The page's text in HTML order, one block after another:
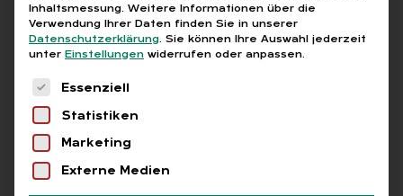
Alle Bei­trä­ge mit dem
Schlag­wort „Pfle­ge­bei­
trag El­tern­ei­gen­schaft
Inhaltsmessung. Weitere Informationen über die
Verwendung Ihrer Daten finden Sie in unserer
Datenschutzerklärung. Sie können Ihre Auswahl jederzeit
unter Einstellungen widerrufen oder anpassen.
Es folgt eine Liste der Service-Gruppen, für
Essenziell
Statistiken
Marketing
Externe Medien